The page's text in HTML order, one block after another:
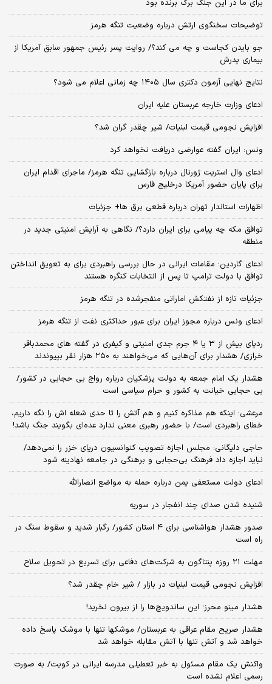
برای ما در این جنگ برگ برنده بود
توضیحات سخنگوی ارتش درباره وضعیت تنگه هرمز
جو بایدن کجاست و چه می کند؟/ روایت پسر رئیس جمهور سابق آمریکا از
بیماری پدرش
نتایج نهایی آزمون دکتری سال ۱۴۰۵ چه زمانی اعلام می شود؟
ادعای وزارت خارجه عربستان علیه ایران
افزایش نجومی قیمت لبنیات/ شیر چقدر گران شد؟
ونس: ایران گفته عوارضی دریافت نخواهد کرد
ادعای وال استریت ژورنال درباره بازگشایی تنگه هرمز/ ماجرای اقدام ایران
برای پایان حضور آمریکا درخلیج فارس
اظهارات استاندار تهران درباره قطعی برق ها+ جزئیات
توافق مکه چه پیامی برای ایران دارد؟/ نگاهی به آرایش امنیتی جدید در
منطقه
ادعای گاردین: مقامات ایرانی در حال بررسی راهبردی برای به تعویق انداختن
توافق با دولت ترامپ تا پس از انتخابات کنگره هستند
جزئیات تازه از نفتکش اماراتی منفجرشده در تنگه هرمز
ادعای ونس درباره مجوز ایران برای عبور حداکثری نفت از تنگه هرمز
ردپای بیش از ۳ یا ۴ جرم جدی امنیتی و کیفری در گفته های محمدباقر
خرازی/ هشدار برای آن‌هایی که می‌خواهند به ۲۵۰ هزار نفر بپیوندند
هشدار یک امام جمعه به دولت پزشکیان درباره رواج بی حجابی در کشور/
بی حجابی خیانت به کشور و حرام سیاسی است
مرعشی: اینکه هم مذاکره کنیم و هم آتش را تا حدی شعله اش را نگه داریم،
خطای راهبردی است/ با حضور رهبری معنی ندارد عده‌ای بگویند جنگ باشد!
حاجی دلیگانی: مجلس اجازه تصویب کنوانسیون دریای خزر را نمی‌دهد/
نباید اجازه داد فرهنگ بی‌حجابی و برهنگی در جامعه نهادینه شود
ادعای دولت مستعفی یمن درباره حمله به مواضع انصارالله
شنیده شدن صدای چند انفجار در سوریه
صدور هشدار هواشناسی برای ۴ استان کشور/ رگبار شدید و سقوط سنگ در
راه است
مهلت ۲۱ روزه پنتاگون به شرکت‌های دفاعی برای تسریع در تحویل سلاح
افزایش نجومی قیمت لبنیات در بازار / شیر خام چقدر شد؟
هشدار مینو محرز؛ این ساندویچ‌ها را از بیرون نخرید!
هشدار صریح مقام عراقی به عربستان/ موشکها تنها با موشک پاسخ داده
خواهد شد و آتش تنها با آتش مقابله خواهد شد
واکنش یک مقام مسئول به خبر تعطیلی مدرسه ایرانی در کویت/ به صورت
رسمی اعلام نشده است